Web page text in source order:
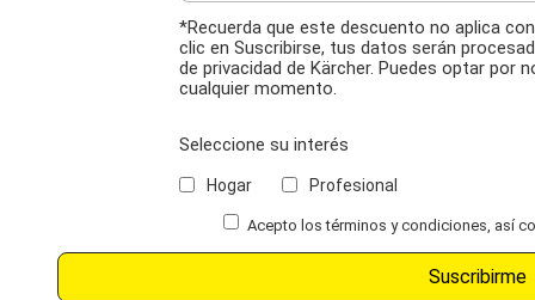
*Recuerda que este descuento no aplica
clic en Suscribirse, tus datos serán
de privacidad de Kärcher. Puedes optar por
cualquier momento.
Seleccione su interés
Hogar Profesional
Acepto los términos y condiciones, así
Suscribirme